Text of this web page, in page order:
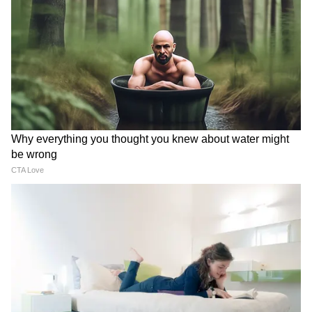
भाजपा नेता के अनुसार, बीएलओ को इस अभ्यास के लिए
घर-घर जाना चाहिए। उन्होंने आगे कहा, "भारतीय चुनाव
आयोग ने 30 जून से कर्नाटक में एसआईआर शुरू किया
है। बूथ लेवल अधिकारियों (बीएलओ) को प्रत्येक बूथ में
घर-घर जाकर घर के दरवाजे पर एक स्टिकर चिपकाना था
ताकि यह गारंटी हो सके कि उन्होंने गिनती का फॉर्म दिया
DOWNLOAD APP
National News (नेशनल न्यूज़) - Get latest India
News (राष्ट्रीय समाचार) and breaking Hindi News